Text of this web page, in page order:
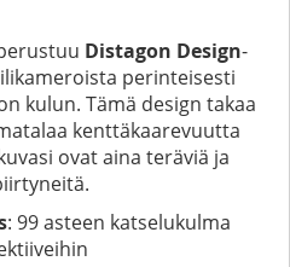
Distagon Design-
perinteisesti
kulun. Tämä design takaa
kenttäkaarevuutta
ovat aina teräviä ja
: 99 asteen katselukulma